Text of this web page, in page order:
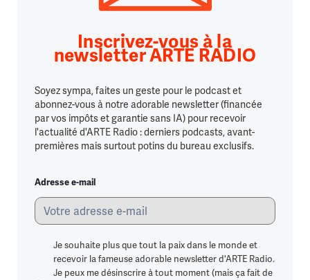
Inscrivez-vous à la
newsletter ARTE RADIO
Soyez sympa, faites un geste pour le podcast et
abonnez-vous à notre adorable newsletter (financée
par vos impôts et garantie sans IA) pour recevoir
l'actualité d'ARTE Radio : derniers podcasts, avant-
premières mais surtout potins du bureau exclusifs.
Adresse e-mail
Je souhaite plus que tout la paix dans le monde et
recevoir la fameuse adorable newsletter d'ARTE Radio.
Je peux me désinscrire à tout moment (mais ça fait de